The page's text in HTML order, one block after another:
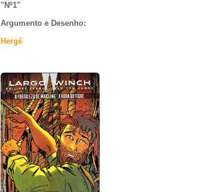
"Nº1"
Argumento e Desenho:
Hergé